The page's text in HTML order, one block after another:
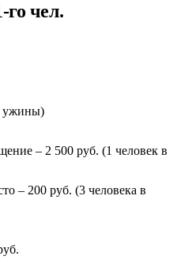
го чел.
ужины)
– 2 500 руб. (1 человек в
– 200 руб. (3 человека в